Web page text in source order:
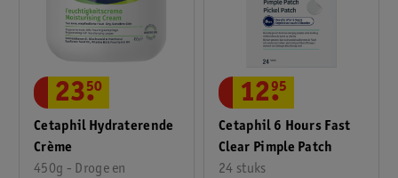
Cetaphil Hydraterende
Crème
450g - Droge en
23.
50
Cetaphil 6 Hours Fast
Clear Pimple Patch
24 stuks
12.
95